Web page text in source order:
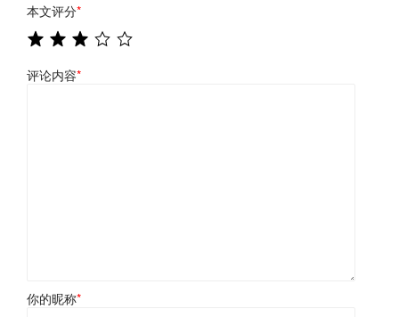
本文评分*
评论内容*
你的昵称*